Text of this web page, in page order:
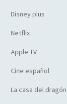
Disney plus
Netflix
Apple TV
Cine español
La casa del dragón